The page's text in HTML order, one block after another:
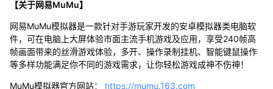
【关于网易MuMu】
网易MuMu模拟器是一款针对手游玩家开发的安卓模拟器类电脑软
件，可在电脑上大屏体验市面主流手机游戏及应用，享受240帧高
帧画面带来的丝滑游戏体验，多开、操作录制挂机、智能键鼠操作
等多样功能满足你不同的游戏需求，让你轻松游戏成神不伤神！
MuMu模拟器官方网站： https://mumu.163.com